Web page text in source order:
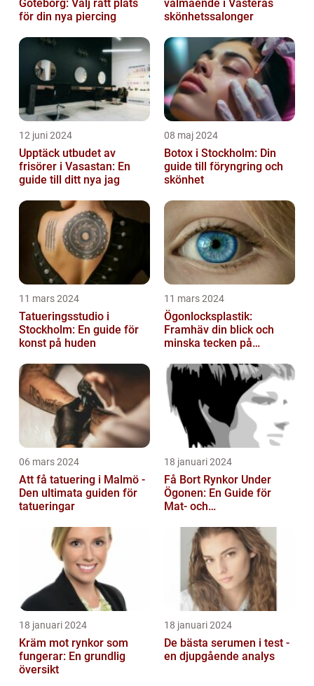
Göteborg: Välj rätt plats
för din nya piercing
välmående i Västerås
skönhetssalonger
12 juni 2024
Upptäck utbudet av
frisörer i Vasastan: En
guide till ditt nya jag
08 maj 2024
Botox i Stockholm: Din
guide till föryngring och
skönhet
11 mars 2024
Tatueringsstudio i
Stockholm: En guide för
konst på huden
11 mars 2024
Ögonlocksplastik:
Framhäv din blick och
minska tecken på
06 mars 2024
Att få tatuering i Malmö -
Den ultimata guiden för
tatueringar
18 januari 2024
Få Bort Rynkor Under
Ögonen: En Guide för
Mat- och
18 januari 2024
Kräm mot rynkor som
fungerar: En grundlig
översikt
18 januari 2024
De bästa serumen i test -
en djupgående analys